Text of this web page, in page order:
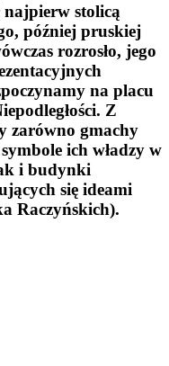
najpierw stolicą
później pruskiej
rozrosło, jego
na placu
Z
zarówno gmachy
ich władzy w
i budynki
się ideami
Raczyńskich).